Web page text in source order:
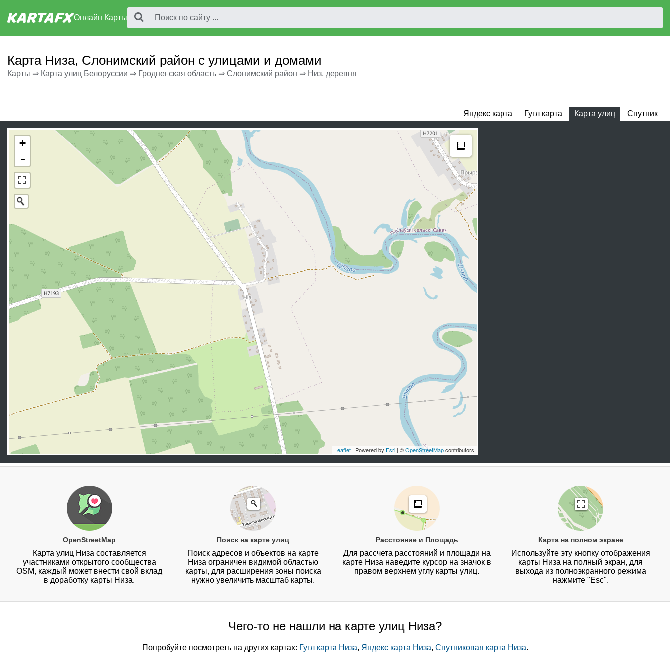
Онлайн Карты
Карта Низа, Слонимский район с улицами и домами
Карты ⇒ Карта улиц Белоруссии ⇒ Гродненская область ⇒ Слонимский район ⇒ Низ, деревня
Яндекс карта Гугл карта Карта улиц Спутник
+
-
Leaflet | Powered by Esri | ©OpenStreetMapcontributors
OpenStreetMap
Карта улиц Низа составляется
участниками открытого сообщества
OSM, каждый может внести свой вклад
в доработку карты Низа.
Поиск на карте улиц
Поиск адресов и объектов на карте
Низа ограничен видимой областью
карты, для расширения зоны поиска
нужно увеличить масштаб карты.
Расстояние и Площадь
Для рассчета расстояний и площади на
карте Низа наведите курсор на значок в
правом верхнем углу карты улиц.
Карта на полном экране
Используйте эту кнопку отображения
карты Низа на полный экран, для
выхода из полноэкранного режима
нажмите "Esc".
Чего-то не нашли на карте улиц Низа?
Попробуйте посмотреть на других картах: Гугл карта Низа, Яндекс карта Низа, Спутниковая карта Низа.